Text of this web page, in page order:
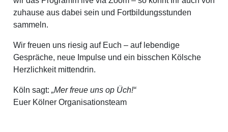
zuhause aus dabei sein und Fortbildungsstunden
sammeln.
Wir freuen uns riesig auf Euch – auf lebendige
Gespräche, neue Impulse und ein bisschen Kölsche
Herzlichkeit mittendrin.
Köln sagt: „Mer freue uns op Üch!“
Euer Kölner Organisationsteam